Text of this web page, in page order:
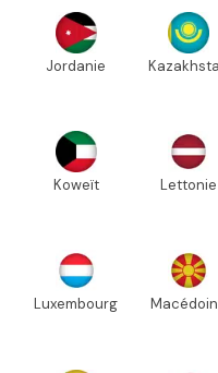
Jordanie
Koweït Lettonie
Luxembourg